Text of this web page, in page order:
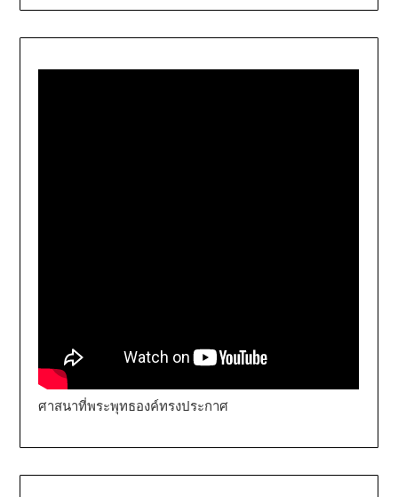
ศาสนาที่พระพุทธองค์ทรงประกาศ